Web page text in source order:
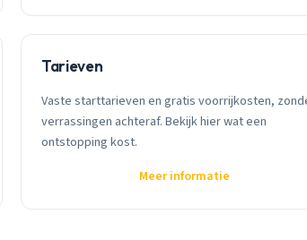
Tarieven
Vaste starttarieven en gratis voorrijkosten,
verrassingen achteraf. Bekijk hier wat een
ontstopping kost.
Meer informatie